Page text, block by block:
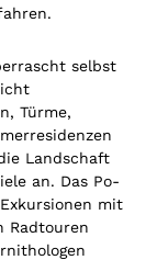
selbst
Türme,
Landschaft
an. Das Po-
mit
Radtouren